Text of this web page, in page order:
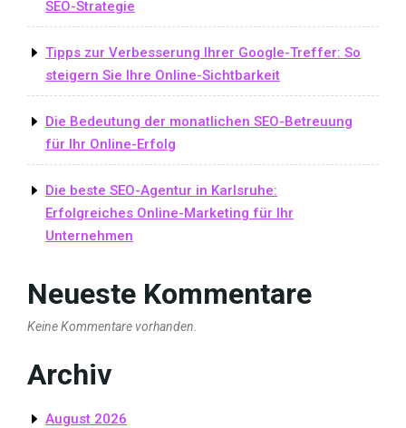
SEO-Strategie
Tipps zur Verbesserung Ihrer Google-Treffer: So
steigern Sie Ihre Online-Sichtbarkeit
Die Bedeutung der monatlichen SEO-Betreuung
für Ihr Online-Erfolg
Die beste SEO-Agentur in Karlsruhe:
Erfolgreiches Online-Marketing für Ihr
Unternehmen
Neueste Kommentare
Keine Kommentare vorhanden.
Archiv
August 2026